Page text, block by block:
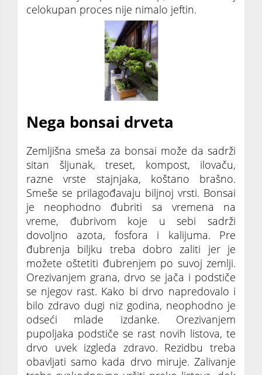
celokupan proces nije nimalo jeftin.
Nega bonsai drveta
Zemljišna smeša za bonsai može da sadrži
sitan šljunak, treset, kompost, ilovaču,
razne vrste stajnjaka, koštano brašno.
Smeše se prilagođavaju biljnoj vrsti. Bonsai
je neophodno đubriti sa vremena na
vreme, đubrivom koje u sebi sadrži
dovoljno azota, fosfora i kalijuma. Pre
đubrenja biljku treba dobro zaliti jer je
možete oštetiti đubrenjem po suvoj zemlji.
Orezivanjem grana, drvo se jača i podstiče
se njegov rast. Kako bi drvo napredovalo i
bilo zdravo dugi niz godina, neophodno je
odseći mlade izdanke. Orezivanjem
pupoljaka podstiče se rast novih listova, te
drvo uvek izgleda zdravo. Rezidbu treba
obavljati samo kada drvo miruje. Zalivanje